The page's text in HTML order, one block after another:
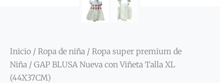
Inicio / Ropa de niña / Ropa super premium de
Niña / GAP BLUSA Nueva con Viñeta Talla XL
(44X37CM)